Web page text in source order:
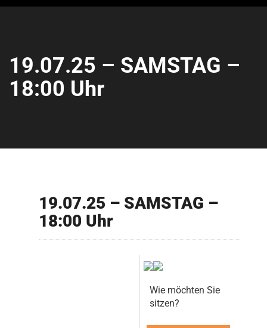
19.07.25 – SAMSTAG –
18:00 Uhr
19.07.25 – SAMSTAG –
18:00 Uhr
Wie möchten Sie
sitzen?